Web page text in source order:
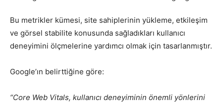
Bu metrikler kümesi, site sahiplerinin yükleme, etkileşim
ve görsel stabilite konusunda sağladıkları kullanıcı
deneyimini ölçmelerine yardımcı olmak için tasarlanmıştır.
Google’ın belirttiğine göre:
“Core Web Vitals, kullanıcı deneyiminin önemli yönlerini